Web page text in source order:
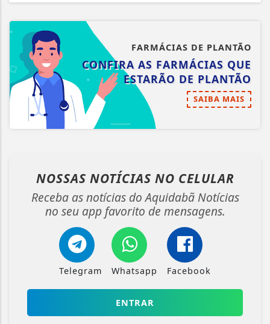
FARMÁCIAS DE PLANTÃO
CONFIRA AS FARMÁCIAS QUE
ESTARÃO DE PLANTÃO
SAIBA MAIS
NOSSAS NOTÍCIAS NO CELULAR
Receba as notícias do Aquidabã Notícias
no seu app favorito de mensagens.
Telegram Whatsapp Facebook
ENTRAR